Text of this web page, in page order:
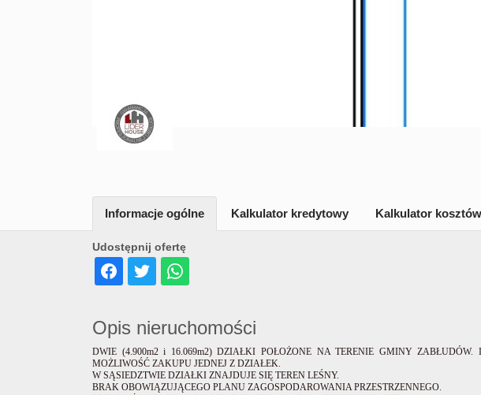
Udostępnij ofertę
Informacje ogólne Kalkulator kredytowy Kalkulator kosztów
Opis nieruchomości
DWIE (4.900m2 i 16.069m2) DZIAŁKI POŁOŻONE NA TERENIE GMINY ZABŁUDÓW.
MOŻLIWOŚĆ ZAKUPU JEDNEJ Z DZIAŁEK.
W SĄSIEDZTWIE DZIAŁKI ZNAJDUJE SIĘ TEREN LEŚNY.
BRAK OBOWIĄZUJĄCEGO PLANU ZAGOSPODAROWANIA PRZESTRZENNEGO.